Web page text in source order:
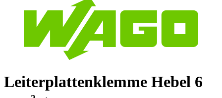
Leiterplattenklemme Hebel 6